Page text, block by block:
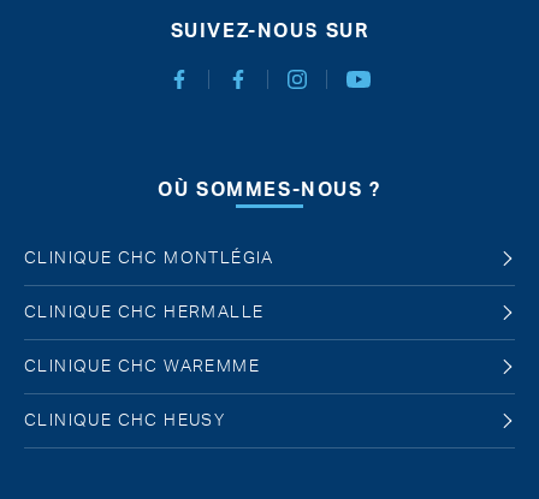
SUIVEZ-NOUS SUR
Facebook Chirurgie Abdominale
Facebook Chirurgie de l'obésité
InstagramYoutube
OÙ SOMMES-NOUS ?
CLINIQUE CHC MONTLÉGIA
CLINIQUE CHC HERMALLE
CLINIQUE CHC WAREMME
CLINIQUE CHC HEUSY